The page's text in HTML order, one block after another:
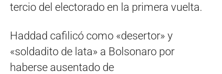
tercio del electorado en la primera vuelta.
Haddad cafilicó como «desertor» y
«soldadito de lata» a Bolsonaro por
haberse ausentado de